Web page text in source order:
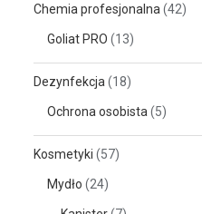
Chemia profesjonalna (42)
Goliat PRO (13)
Dezynfekcja (18)
Ochrona osobista (5)
Kosmetyki (57)
Mydło (24)